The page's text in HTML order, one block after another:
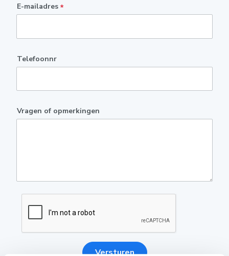
E-mailadres *
Telefoonnr
Vragen of opmerkingen
Versturen